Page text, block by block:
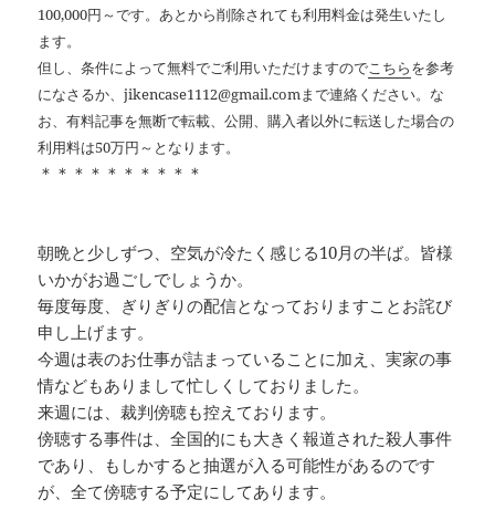
100,000円～です。あとから削除されても利用料金は発生いたし
ます。
但し、条件によって無料でご利用いただけますのでこちらを参考
になさるか、jikencase1112@gmail.comまで連絡ください。な
お、有料記事を無断で転載、公開、購入者以外に転送した場合の
利用料は50万円～となります。
＊＊＊＊＊＊＊＊＊＊
朝晩と少しずつ、空気が冷たく感じる10月の半ば。皆様
いかがお過ごしでしょうか。
毎度毎度、ぎりぎりの配信となっておりますことお詫び
申し上げます。
今週は表のお仕事が詰まっていることに加え、実家の事
情などもありまして忙しくしておりました。
来週には、裁判傍聴も控えております。
傍聴する事件は、全国的にも大きく報道された殺人事件
であり、もしかすると抽選が入る可能性があるのです
が、全て傍聴する予定にしてあります。